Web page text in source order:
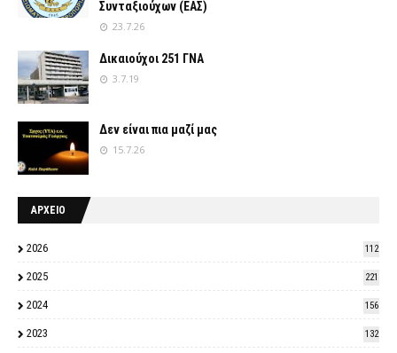
Συνταξιούχων (ΕΑΣ)
23.7.26
Δικαιούχοι 251 ΓΝΑ
3.7.19
Δεν είναι πια μαζί μας
15.7.26
ΑΡΧΕΙΟ
2026 112
2025 221
2024 156
2023 132